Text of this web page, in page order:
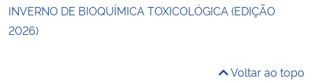
INVERNO DE BIOQUÍMICA TOXICOLÓGICA (EDIÇÃO
2026)
Voltar ao topo